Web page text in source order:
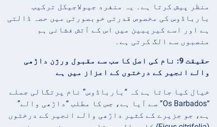
منظر پیش کرتا ہے۔ یہ منفرد جیولاجیکل ترکیب
بارباڈوس کی مخصوص قدرتی خوبصورتی میں حصہ ڈالتی
ہے اور اسے کیریبین میں اس کے آتش فشانی ہم
منصبوں سے الگ کرتی ہے۔
حقیقت 9: نام کی اصل کا سب سے مقبول ورژن داڑھی
والے انجیر کے درختوں کے اعزاز میں ہے
خیال کیا جاتا ہے کہ “بارباڈوس” نام پرتگالی جملے
“Os Barbados” سے آیا ہے، جس کا مطلب “داڑھی والے”
ہے، جو جزیرے کے کثیر داڑھی والے انجیر کے درختوں